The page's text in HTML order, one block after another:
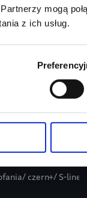
mogą
z ich usług.
czern+/ S-line/